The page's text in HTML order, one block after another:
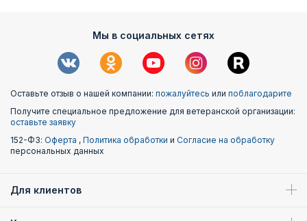
Мы в социальных сетях
Оставьте отзыв о нашей компании: пожалуйтесь или поблагодарите
Получите специальное предложение для ветеранской организации:
оставьте заявку
152-ФЗ: Оферта , Политика обработки и Согласие на обработку
персональных данных
Для клиентов